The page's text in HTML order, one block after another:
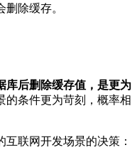
除缓存。
库后删除缓存值，是更为
的条件更为苛刻，概率相
联网开发场景的决策：